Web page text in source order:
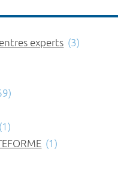
experts (3)
(1)
(1)